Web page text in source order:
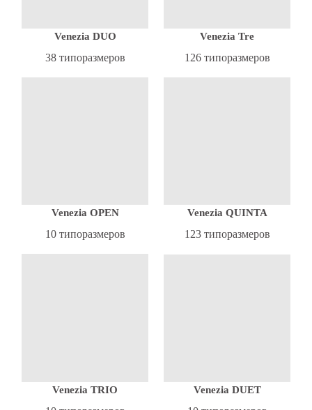
Venezia DUO
38 типоразмеров
Venezia Tre
126 типоразмеров
Venezia OPEN
10 типоразмеров
Venezia QUINTA
123 типоразмеров
Venezia TRIO Venezia DUET